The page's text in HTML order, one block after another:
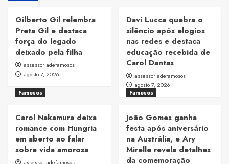
Gilberto Gil relembra
Preta Gil e destaca
força do legado
deixado pela filha
assessoriadefamosos
agosto 7, 2026
Davi Lucca quebra o
silêncio após elogios
nas redes e destaca
educação recebida de
Carol Dantas
assessoriadefamosos
agosto 7, 2026
Famosos
Carol Nakamura deixa
romance com Hungria
em aberto ao falar
sobre vida amorosa
Famosos
João Gomes ganha
festa após aniversário
na Austrália, e Ary
Mirelle revela detalhes
da comemoração